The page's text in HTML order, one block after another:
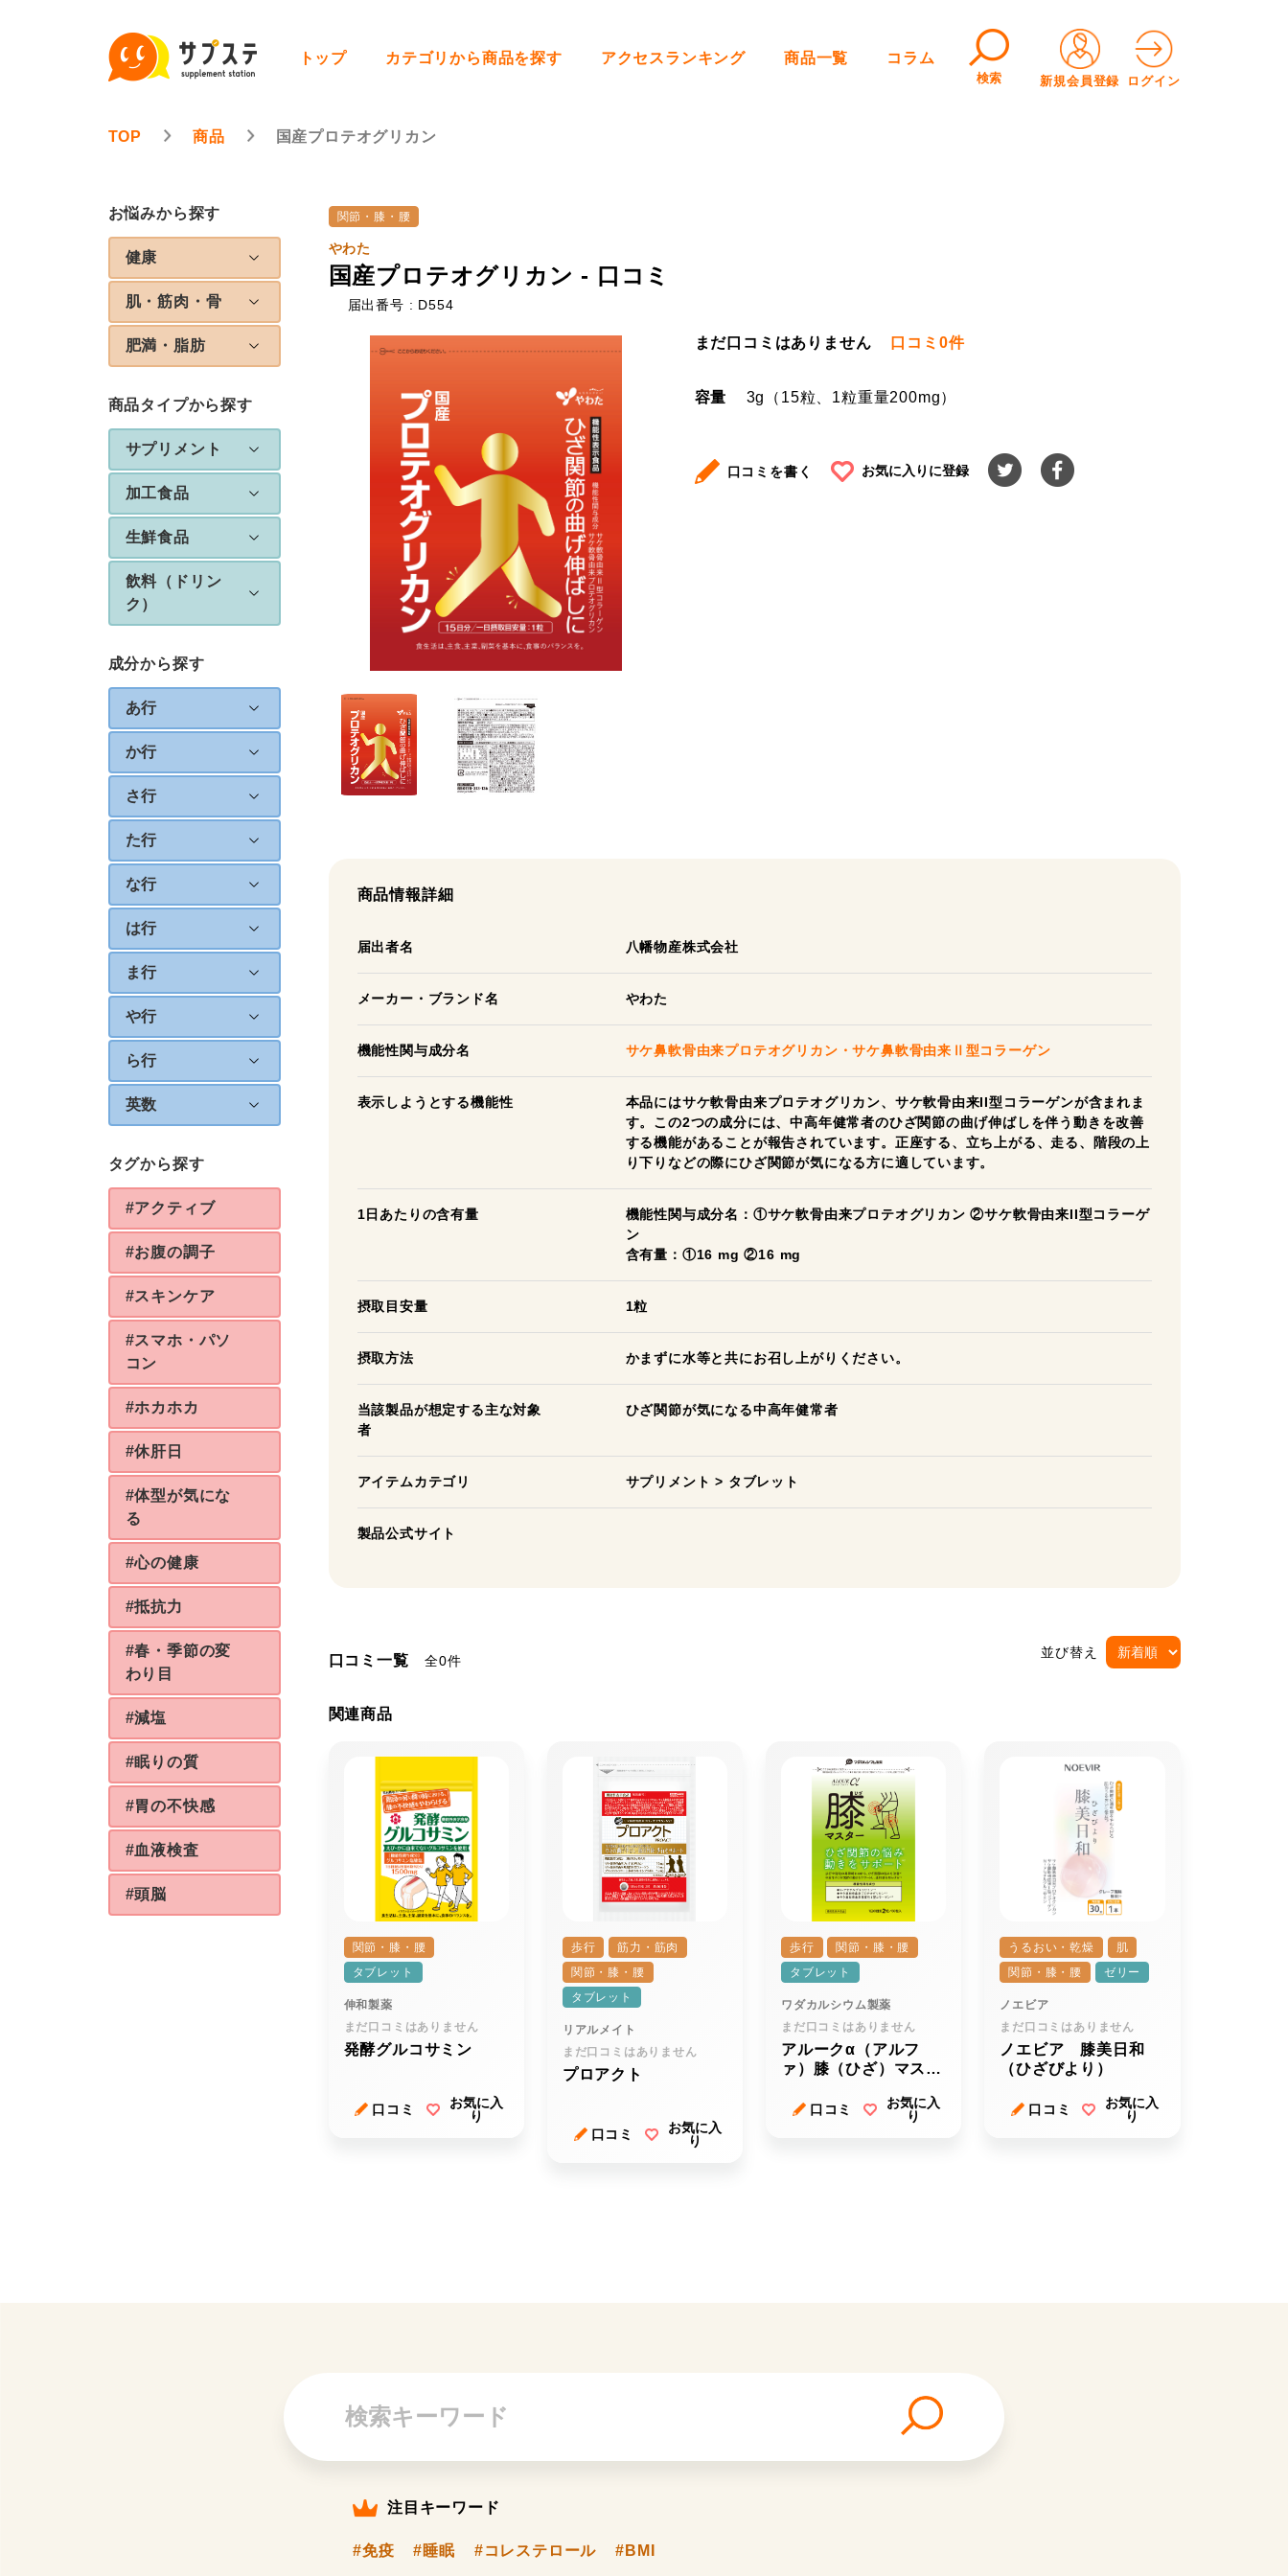
トップ カテゴリから商品を探す アクセスランキング 商品一覧 コラム
検索 新規会員登録 ログイン
TOP 商品 国産プロテオグリカン
お悩みから探す
健康
肌・筋肉・骨
肥満・脂肪
商品タイプから探す
サプリメント
加工食品
生鮮食品
飲料（ドリン
ク）
成分から探す
あ行
か行
さ行
た行
な行
は行
ま行
や行
ら行
英数
タグから探す
#アクティブ
#お腹の調子
#スキンケア
#スマホ・パソ
コン
#ホカホカ
#休肝日
#体型が気にな
る
#心の健康
#抵抗力
#春・季節の変
わり目
#減塩
#眠りの質
#胃の不快感
#血液検査
#頭脳
関節・膝・腰
やわた
国産プロテオグリカン - 口コミ
届出番号 : D554
まだ口コミはありません 口コミ 0件
容量 3g（15粒、1粒重量200mg）
口コミを書く お気に入りに登録
商品情報詳細
届出者名 八幡物産株式会社
メーカー・ブランド名 やわた
機能性関与成分名 サケ鼻軟骨由来プロテオグリカン・サケ鼻軟骨由来Ⅱ型コラーゲン
表示しようとする機能性
本品にはサケ軟骨由来プロテオグリカン、サケ軟骨由来II型コラーゲンが含まれま
す。この2つの成分には、中高年健常者のひざ関節の曲げ伸ばしを伴う動きを改善
する機能があることが報告されています。正座する、立ち上がる、走る、階段の上
り下りなどの際にひざ関節が気になる方に適しています。
1日あたりの含有量
機能性関与成分名：①サケ軟骨由来プロテオグリカン ②サケ軟骨由来II型コラーゲ
ン
含有量：①16 mg ②16 mg
摂取目安量 1粒
摂取方法 かまずに水等と共にお召し上がりください。
当該製品が想定する主な対象
者
ひざ関節が気になる中高年健常者
アイテムカテゴリ サプリメント > タブレット
製品公式サイト
口コミ一覧 全0件
並び替え
関連商品
関節・膝・腰
タブレット
伸和製薬
まだ口コミはありません
発酵グルコサミン
口コミ
お気に入
り
歩行
筋力・筋肉
関節・膝・腰
タブレット
リアルメイト
まだ口コミはありません
プロアクト
口コミ
お気に入
り
歩行
関節・膝・腰
タブレット
ワダカルシウム製薬
まだ口コミはありません
アルークα（アルフ
ァ）膝（ひざ）マスタ
口コミ
お気に入
り
うるおい・乾燥
肌
関節・膝・腰
ゼリー
ノエビア
まだ口コミはありません
ノエビア 膝美日和
（ひざびより）
口コミ
お気に入
り
注目キーワード
#免疫 #睡眠 #コレステロール #BMI